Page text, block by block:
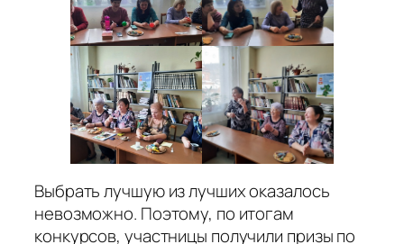
Выбрать лучшую из лучших оказалось
невозможно. Поэтому, по итогам
конкурсов, участницы получили призы по